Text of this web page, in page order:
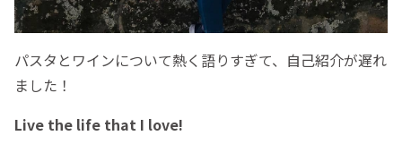
パスタとワインについて熱く語りすぎて、自己紹介が遅れ
ました！
Live the life that I love!